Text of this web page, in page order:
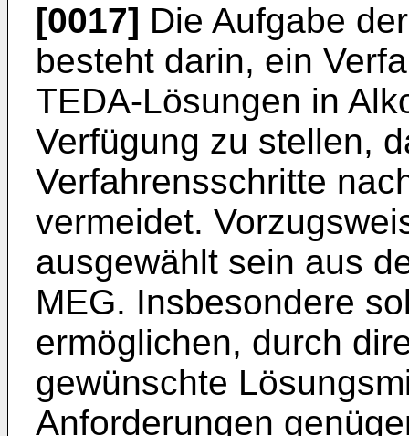
[0017] Die Aufgabe
besteht darin, ein
TEDA-Lösungen in
Verfügung zu stellen,
Verfahrensschritte
vermeidet.
ausgewählt sein aus
MEG. Insbesondere
ermöglichen, durch
gewünschte
Anforderungen